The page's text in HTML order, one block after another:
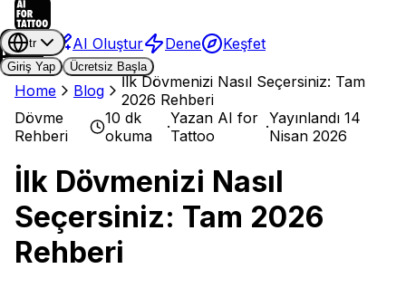
AI Oluştur Dene Keşfet
tr
Giriş Yap
Ücretsiz Başla
Home Blog
İlk Dövmenizi Nasıl Seçersiniz: Tam
2026 Rehberi
Dövme
Rehberi
10 dk
okuma
·Yazan AI for
Tattoo
·Yayınlandı 14
Nisan 2026
İlk Dövmenizi Nasıl
Seçersiniz: Tam 2026
Rehberi